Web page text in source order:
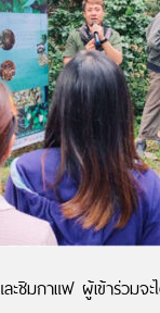
ชิมกาแฟ ผู้เข้าร่วมจะ